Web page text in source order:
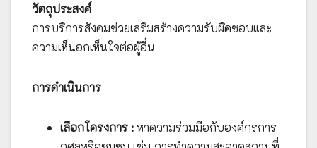
วัตถุประสงค์
การบริการสังคมช่วยเสริมสร้างความรับผิดชอบและ
ความเห็นอกเห็นใจต่อผู้อื่น
การดำเนินการ
เลือกโครงการ :หาความร่วมมือกับองค์กรการ